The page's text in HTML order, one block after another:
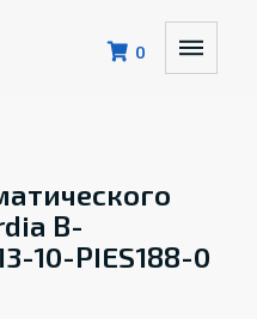
0
B-
10-PIES188-0